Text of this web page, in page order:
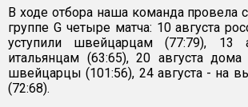
В ходе отбора наша команда провела
группе G четыре матча: 10 августа
уступили швейцарцам (77:79), 13
итальянцам (63:65), 20 августа
швейцарцы (101:56), 24 августа - на
(72:68).